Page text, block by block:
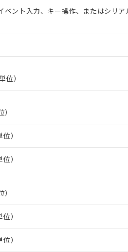
ント入力、キー操作、またはシリア
位）
）
）
）
）
当社在庫状況および標準価格(税抜)を
ている更新日時点での社内データに基
よび標準価格とは異なる場合があるこ
取引先、またはお客様担当のオムロン
販売ネットワーク
」をご確認くだ
承諾なく第三者に漏洩または開示しな
をご利用いただくには、I-Webメンバ
利用に関して"
の「1.共同利用者の
(Cd) 100ppm以下、
1000ppm以下、ポリ臭化ジフェニルエーテル類
以下、フタル酸ブチルベンジル（BBP）
項目は除く。
することがあります。
ます。
、過去に遡って非含有を証明するも
対応では、対応完了までの期間は出
ました。
ことから、特段のことがない限り、
を超えていることを示します。
ください。
、
ル) : 1000ppm、 BBP(フタル酸ブチルベンジル
下であることを示します。
部に漏えいし、環境に深刻な影響を及
せください。
よび外国貿易法に定める商品（以下｢
日本国政府の輸出許可(または役務取
砕するなど、違法に輸出されないよう
、上記1、2および3の内容を当該第三
者が違法に輸出するおそれがある場合
客様のお取引先、またはお客様担当
い)
開していない機種